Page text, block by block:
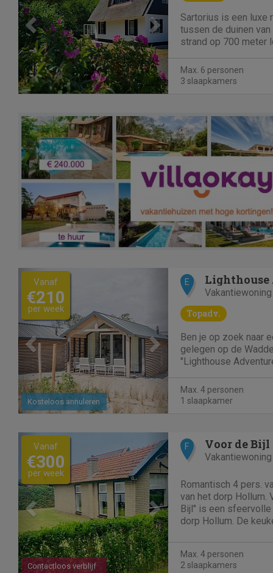
Sartorius is een luxe
tussen de duinen
strand op 700 meter
recreatiepark
restaurant en
slaapkamer voor
Max. 6 personen
3 slaapkamers
Previous Next
Kosteloos annuleren
Vanaf
€210
per week
E
Vakantiewoning
Topadv.
Ben je op zoek naar
gelegen op de
"Lighthouse
accommodatie
zijn. Deze accommodatie in Hollum beschikt
over 1 slaapkamers.
Max. 4 personen
1 slaapkamer
Previous Next
Contactloos verblijf
Vanaf
€300
per week
F Voor de Bijl
Vakantiewoning
Romantisch 4 pers.
van het dorp Hollum.
Bijl" is een
dorp Hollum. De
beide voorzien van 2...
Max. 4 personen
2 slaapkamers